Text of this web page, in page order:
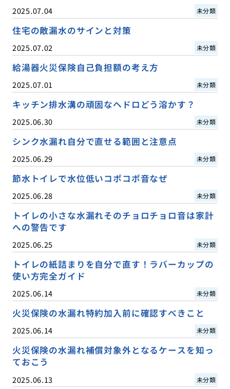
2025.07.04 未分類
住宅の敵漏水のサインと対策
2025.07.02 未分類
給湯器火災保険自己負担額の考え方
2025.07.01 未分類
キッチン排水溝の頑固なヘドロどう溶かす？
2025.06.30 未分類
シンク水漏れ自分で直せる範囲と注意点
2025.06.29 未分類
節水トイレで水位低いコポコポ音なぜ
2025.06.28 未分類
トイレの小さな水漏れそのチョロチョロ音は家計
への警告です
2025.06.25 未分類
トイレの紙詰まりを自分で直す！ラバーカップの
使い方完全ガイド
2025.06.14 未分類
火災保険の水漏れ特約加入前に確認すべきこと
2025.06.14 未分類
火災保険の水漏れ補償対象外となるケースを知っ
ておこう
2025.06.13 未分類